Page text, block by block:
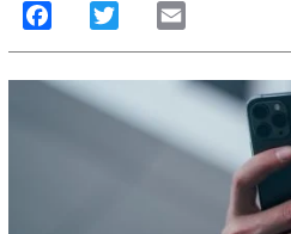
Facebook Twitter